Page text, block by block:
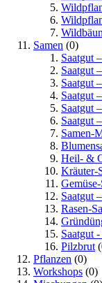
Samen (0)
Saatgut
Saatgut
Saatgut
Saatgut
Saatgut
Saatgut
Samen-
Heil- &
Kräuter-
Saatgut
Rasen-
Saatgut
Pilzbrut
Pflanzen (0)
Workshops (0)